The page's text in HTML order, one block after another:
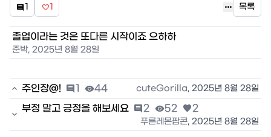
1 1  목록
졸업이라는 것은 또다른 시작이죠 으하하
준박, 2025년 8월 28일
 주인장@! 1 44 cuteGorilla, 2025년 8월 28일

부정 말고 긍정을 해보세요 2 52 2
푸른레몬팝콘, 2025년 8월 28일